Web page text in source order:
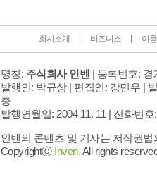
회사소개 비즈니스 이
명칭: 주식회사 인벤 | 등록번호: 경
발행인: 박규상 | 편집인: 강민우 |
층
발행연월일: 2004 11. 11 | 전화번호
인벤의 콘텐츠 및 기사는 저작권
Copyrightⓒ Inven.All rights